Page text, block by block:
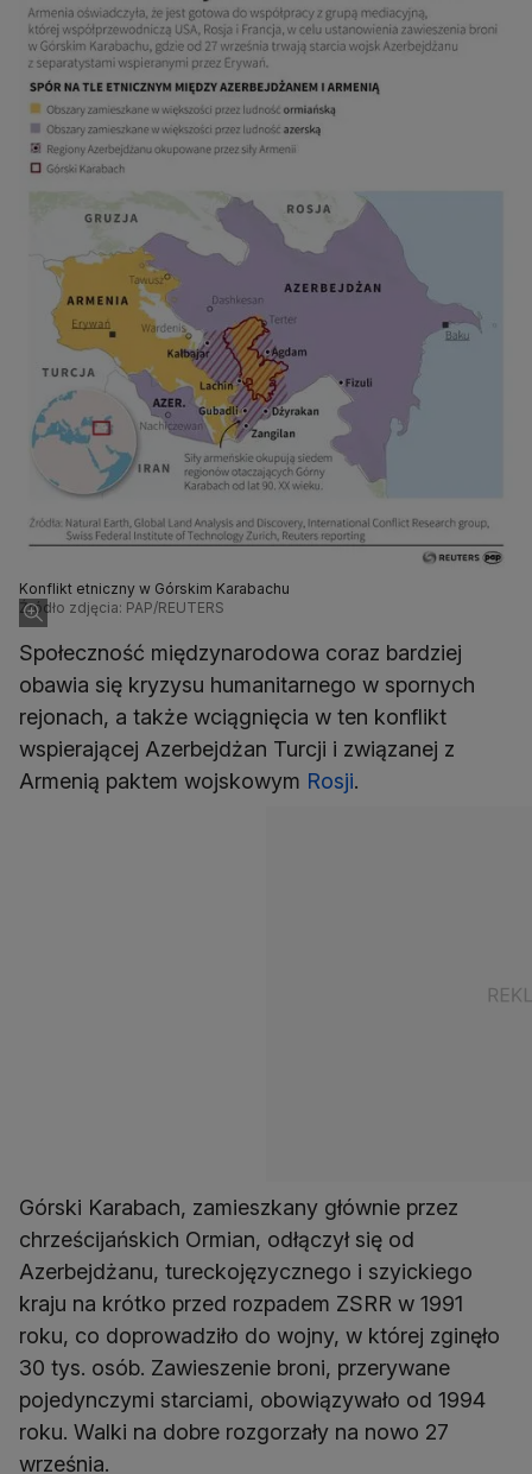
Konflikt etniczny w Górskim Karabachu
Źródło zdjęcia: PAP/REUTERS
Społeczność międzynarodowa coraz bardziej
obawia się kryzysu humanitarnego w spornych
rejonach, a także wciągnięcia w ten konflikt
wspierającej Azerbejdżan Turcji i związanej z
Armenią paktem wojskowym Rosji.
Górski Karabach, zamieszkany głównie przez
chrześcijańskich Ormian, odłączył się od
Azerbejdżanu, tureckojęzycznego i szyickiego
kraju na krótko przed rozpadem ZSRR w 1991
roku, co doprowadziło do wojny, w której zginęło
30 tys. osób. Zawieszenie broni, przerywane
pojedynczymi starciami, obowiązywało od 1994
roku. Walki na dobre rozgorzały na nowo 27
września.